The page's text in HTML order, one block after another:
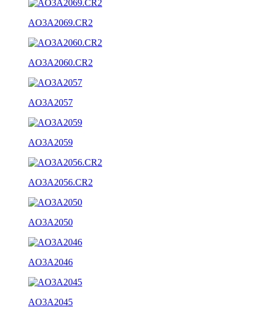
AO3A2069.CR2
AO3A2060.CR2
AO3A2057
AO3A2059
AO3A2056.CR2
AO3A2050
AO3A2046
AO3A2045